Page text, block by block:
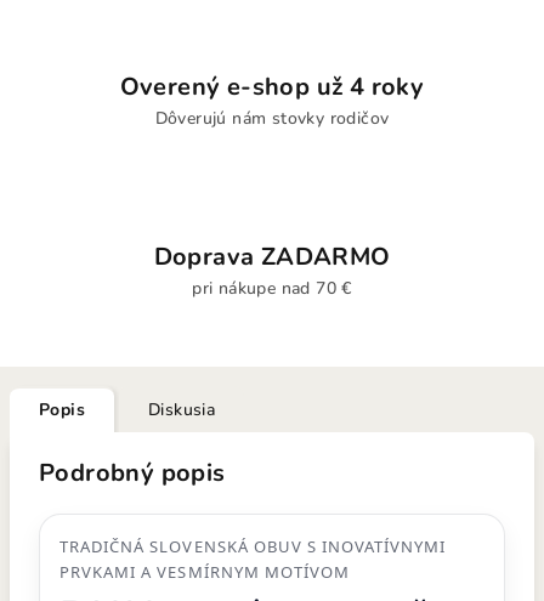
Overený e-shop už 4 roky
Dôverujú nám stovky rodičov
Doprava ZADARMO
pri nákupe nad 70 €
Popis Diskusia
Podrobný popis
TRADIČNÁ SLOVENSKÁ OBUV S INOVATÍVNYMI
PRVKAMI A VESMÍRNYM MOTÍVOM